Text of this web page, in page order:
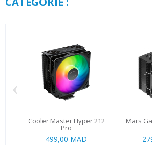
Cooler Master Hyper 212
Pro
499,00 MAD
Mars
‹